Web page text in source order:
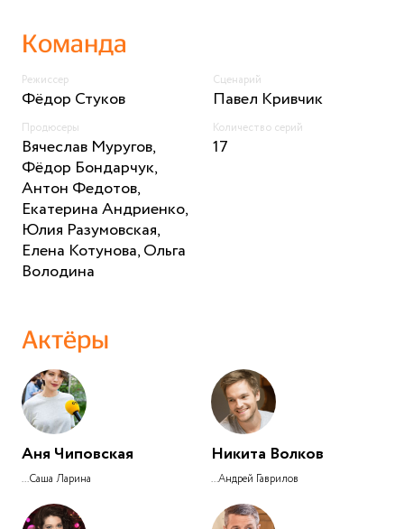
Команда
Режиссер
Фёдор Стуков
Сценарий
Павел Кривчик
Продюсеры
Вячеслав Муругов,
Фёдор Бондарчук,
Антон Федотов,
Екатерина Андриенко,
Юлия Разумовская,
Елена Котунова, Ольга
Володина
Количество серий
17
Актёры
Аня Чиповская
...Саша Ларина
Никита Волков
...Андрей Гаврилов